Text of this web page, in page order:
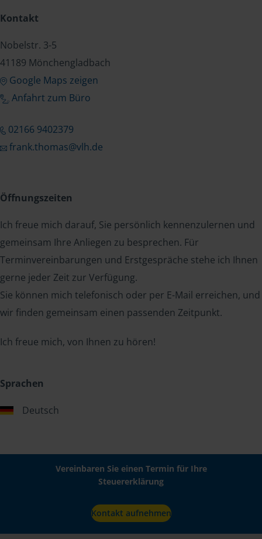
Kontakt
Nobelstr. 3-5
41189 Mönchengladbach
Google Maps zeigen
Anfahrt zum Büro
02166 9402379
frank.thomas@vlh.de
Öffnungszeiten
Ich freue mich darauf, Sie persönlich kennenzulernen und
gemeinsam Ihre Anliegen zu besprechen. Für
Terminvereinbarungen und Erstgespräche stehe ich Ihnen
gerne jeder Zeit zur Verfügung.
Sie können mich telefonisch oder per E-Mail erreichen, und
wir finden gemeinsam einen passenden Zeitpunkt.
Ich freue mich, von Ihnen zu hören!
Sprachen
Deutsch
Vereinbaren Sie einen Termin für Ihre
Steuererklärung
Kontakt aufnehmen